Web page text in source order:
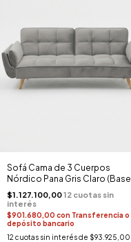
Sofá Cama de 3 Cuerpos
Nórdico Pana Gris Claro (Base
Madera)
$1.127.100,00
$901.680,00 con Transferencia o
depósito bancario
12 cuotas sin interés de $93.925,00